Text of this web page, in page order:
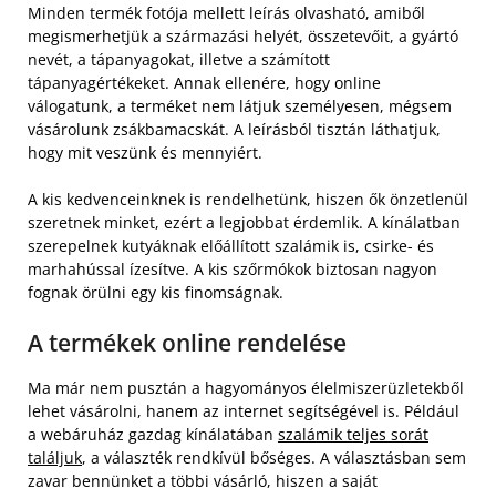
Minden termék fotója mellett leírás olvasható, amiből
megismerhetjük a származási helyét, összetevőit, a gyártó
nevét, a tápanyagokat, illetve a számított
tápanyagértékeket. Annak ellenére, hogy online
válogatunk, a terméket nem látjuk személyesen, mégsem
vásárolunk zsákbamacskát. A leírásból tisztán láthatjuk,
hogy mit veszünk és mennyiért.
A kis kedvenceinknek is rendelhetünk, hiszen ők önzetlenül
szeretnek minket, ezért a legjobbat érdemlik. A kínálatban
szerepelnek kutyáknak előállított szalámik is, csirke- és
marhahússal ízesítve. A kis szőrmókok biztosan nagyon
fognak örülni egy kis finomságnak.
A termékek online rendelése
Ma már nem pusztán a hagyományos élelmiszerüzletekből
lehet vásárolni, hanem az internet segítségével is. Például
a webáruház gazdag kínálatában szalámik teljes sorát
találjuk, a választék rendkívül bőséges. A választásban sem
zavar bennünket a többi vásárló, hiszen a saját